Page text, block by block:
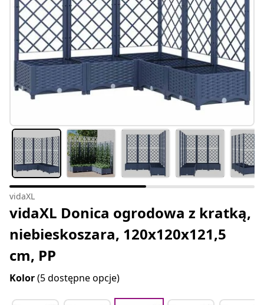
vidaXL
vidaXL Donica ogrodowa z kratką,
niebieskoszara, 120x120x121,5
cm, PP
Kolor(5 dostępne opcje)